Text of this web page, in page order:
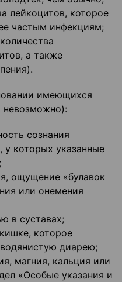
лейкоцитов, которое
частым инфекциям;
а также
имеющихся
невозможно):
сознания
у которых указанные
ощущение «булавок
или онемения
в суставах;
которое
диарею;
магния, кальция или
«Особые указания и